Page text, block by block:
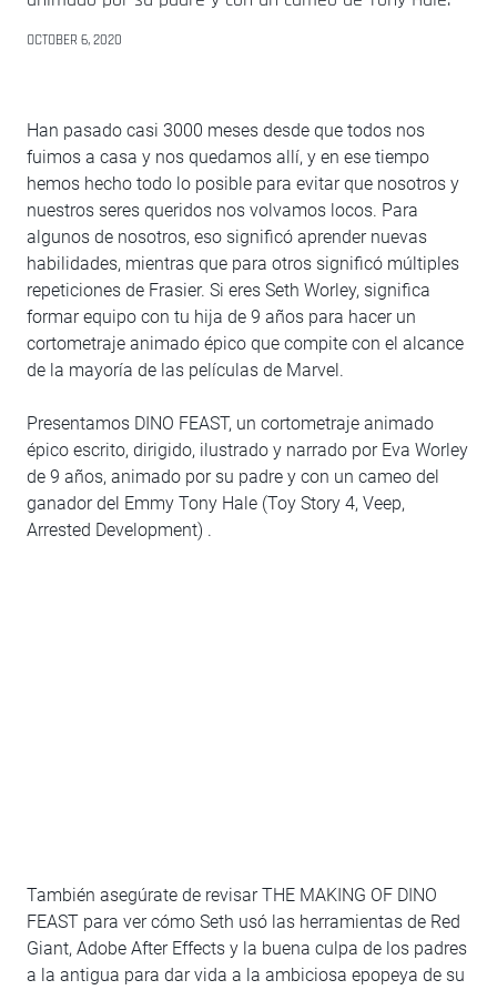
OCTOBER 6, 2020
Han pasado casi 3000 meses desde que todos nos
fuimos a casa y nos quedamos allí, y en ese tiempo
hemos hecho todo lo posible para evitar que nosotros y
nuestros seres queridos nos volvamos locos. Para
algunos de nosotros, eso significó aprender nuevas
habilidades, mientras que para otros significó múltiples
repeticiones de Frasier. Si eres Seth Worley, significa
formar equipo con tu hija de 9 años para hacer un
cortometraje animado épico que compite con el alcance
de la mayoría de las películas de Marvel.
Presentamos DINO FEAST, un cortometraje animado
épico escrito, dirigido, ilustrado y narrado por Eva Worley
de 9 años, animado por su padre y con un cameo del
ganador del Emmy Tony Hale (Toy Story 4, Veep,
Arrested Development) .
También asegúrate de revisar THE MAKING OF DINO
FEAST para ver cómo Seth usó las herramientas de Red
Giant, Adobe After Effects y la buena culpa de los padres
a la antigua para dar vida a la ambiciosa epopeya de su